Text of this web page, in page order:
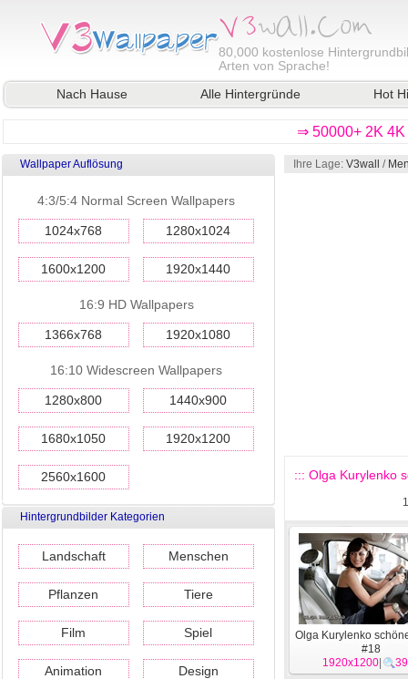
80,000 kostenlose
Arten von Sprache!
Nach Hause
Alle Hintergründe Hot
⇒ 50000+ 2K
Wallpaper Auflösung
4:3/5:4 Normal Screen Wallpapers
1024x768 1280x1024
1600x1200 1920x1440
16:9 HD Wallpapers
1366x768 1920x1080
16:10 Widescreen Wallpapers
1280x800 1440x900
1680x1050 1920x1200
2560x1600
Hintergrundbilder Kategorien
Landschaft Menschen
Pflanzen Tiere
Film Spiel
Animation Design
Ihre Lage: V3wall /
::: Olga Kurylenko
Olga Kurylenko
#18
1920x1200